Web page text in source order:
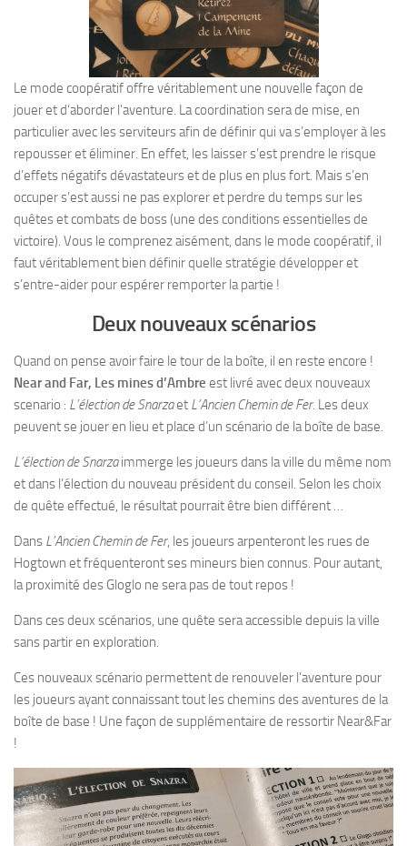
Le mode coopératif offre véritablement une nouvelle façon de
jouer et d’aborder l’aventure. La coordination sera de mise, en
particulier avec les serviteurs afin de définir qui va s’employer à les
repousser et éliminer. En effet, les laisser s’est prendre le risque
d’effets négatifs dévastateurs et de plus en plus fort. Mais s’en
occuper s’est aussi ne pas explorer et perdre du temps sur les
quêtes et combats de boss (une des conditions essentielles de
victoire). Vous le comprenez aisément, dans le mode coopératif, il
faut véritablement bien définir quelle stratégie développer et
s’entre-aider pour espérer remporter la partie !
Deux nouveaux scénarios
Quand on pense avoir faire le tour de la boîte, il en reste encore !
Near and Far, Les mines d’Ambre est livré avec deux nouveaux
scenario : L’élection de Snarzaet L’Ancien Chemin de Fer. Les deux
peuvent se jouer en lieu et place d’un scénario de la boîte de base.
L’élection de Snarzaimmerge les joueurs dans la ville du même nom
et dans l’élection du nouveau président du conseil. Selon les choix
de quête effectué, le résultat pourrait être bien différent …
Dans L’Ancien Chemin de Fer, les joueurs arpenteront les rues de
Hogtown et fréquenteront ses mineurs bien connus. Pour autant,
la proximité des Gloglo ne sera pas de tout repos !
Dans ces deux scénarios, une quête sera accessible depuis la ville
sans partir en exploration.
Ces nouveaux scénario permettent de renouveler l’aventure pour
les joueurs ayant connaissant tout les chemins des aventures de la
boîte de base ! Une façon de supplémentaire de ressortir Near&Far
!